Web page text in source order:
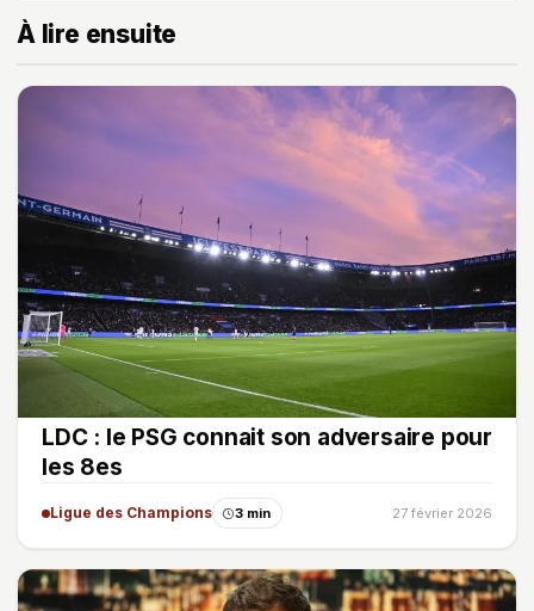
À lire ensuite
LDC : le PSG connait son adversaire pour
les 8es
Ligue des Champions 3 min 27 février 2026